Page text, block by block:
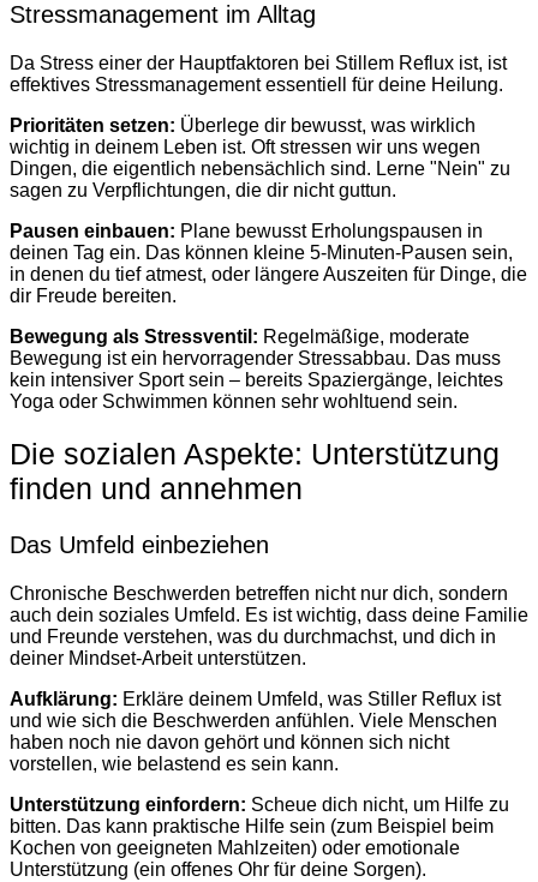
Stressmanagement im Alltag
Da Stress einer der Hauptfaktoren bei Stillem Reflux ist, ist
effektives Stressmanagement essentiell für deine Heilung.
Prioritäten setzen: Überlege dir bewusst, was wirklich
wichtig in deinem Leben ist. Oft stressen wir uns wegen
Dingen, die eigentlich nebensächlich sind. Lerne "Nein" zu
sagen zu Verpflichtungen, die dir nicht guttun.
Pausen einbauen: Plane bewusst Erholungspausen in
deinen Tag ein. Das können kleine 5-Minuten-Pausen sein,
in denen du tief atmest, oder längere Auszeiten für Dinge, die
dir Freude bereiten.
Bewegung als Stressventil: Regelmäßige, moderate
Bewegung ist ein hervorragender Stressabbau. Das muss
kein intensiver Sport sein – bereits Spaziergänge, leichtes
Yoga oder Schwimmen können sehr wohltuend sein.
Die sozialen Aspekte: Unterstützung
finden und annehmen
Das Umfeld einbeziehen
Chronische Beschwerden betreffen nicht nur dich, sondern
auch dein soziales Umfeld. Es ist wichtig, dass deine Familie
und Freunde verstehen, was du durchmachst, und dich in
deiner Mindset-Arbeit unterstützen.
Aufklärung: Erkläre deinem Umfeld, was Stiller Reflux ist
und wie sich die Beschwerden anfühlen. Viele Menschen
haben noch nie davon gehört und können sich nicht
vorstellen, wie belastend es sein kann.
Unterstützung einfordern: Scheue dich nicht, um Hilfe zu
bitten. Das kann praktische Hilfe sein (zum Beispiel beim
Kochen von geeigneten Mahlzeiten) oder emotionale
Unterstützung (ein offenes Ohr für deine Sorgen).